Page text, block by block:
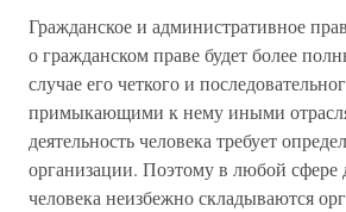
Гражданское и административное
о гражданском праве будет более
случае его четкого и
примыкающими к нему иными
деятельность человека требует
организации. Поэтому в любой сфере
человека неизбежно складываются